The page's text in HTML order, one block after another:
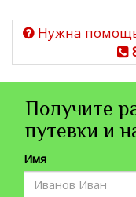
Нужна
Получите
путевки и
Имя